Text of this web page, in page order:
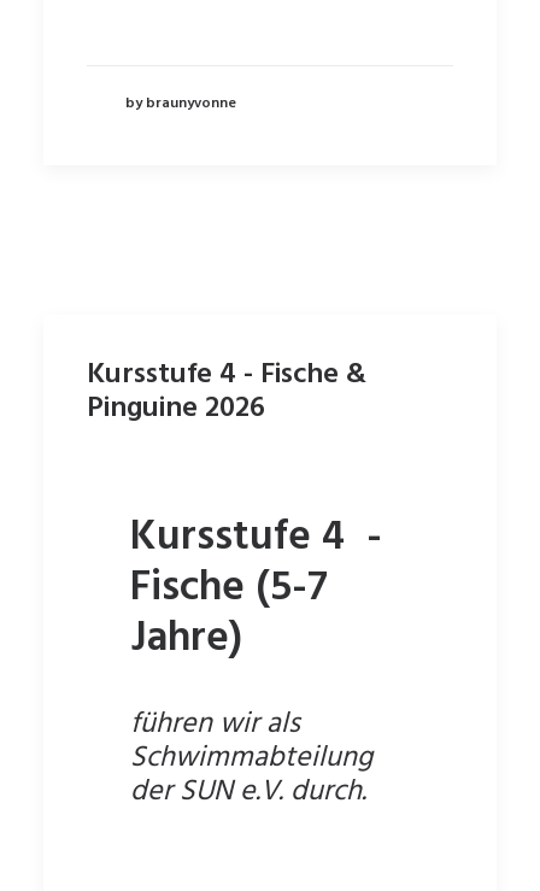
by braunyvonne
Kursstufe 4 - Fische &
Pinguine 2026
Kursstufe 4 -
Fische (5-7
Jahre)
führen wir als
Schwimmabteilung
der SUN e.V. durch.